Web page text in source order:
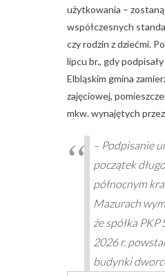
użytkowania –
współczesnych
czy rodzin z dziećmi.
lipcu br., gdy
Elbląskim gmina
zajęciowej,
mkw. wynajętych
– Podpisanie
początek
północnym
Mazurach
że spółka
2026 r.
budynki